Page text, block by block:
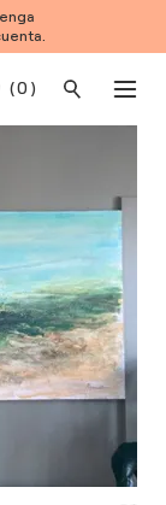
( 0 )